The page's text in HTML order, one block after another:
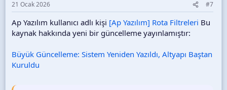
21 Ocak 2026 #7
Ap Yazılım kullanıcı adlı kişi [Ap Yazılım] Rota Filtreleri Bu
kaynak hakkında yeni bir güncelleme yayınlamıştır:
Büyük Güncelleme: Sistem Yeniden Yazıldı, Altyapı Baştan
Kuruldu